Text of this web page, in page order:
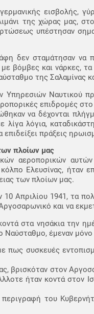
εισβολής,
της χώρας μας,
υπέστησαν
δεν σταμάτησαν
βόμβες και νάρκες,
της Σαλαμίνας
Ναυτικού
επιδρομές
να δέχονται
λίγα λόγια,
επιδείξει πράξεις
πλοίων μας
αεροπορικών
Ελευσίνας, ήταν
των πλοίων μας.
Απριλίου 1941, τα
και να
στα νησάκια την
Ναύσταθμο, έμεναν
πως συσκευές
βρισκόταν στον
ήταν κοντά στον
του